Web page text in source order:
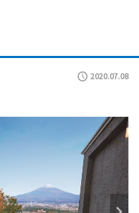
2020.07.08